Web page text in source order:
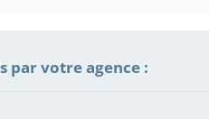
par votre agence :